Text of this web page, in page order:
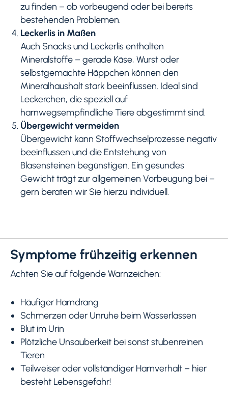
zu finden – ob vorbeugend oder bei bereits
bestehenden Problemen.
Leckerlis in Maßen
Auch Snacks und Leckerlis enthalten
Mineralstoffe – gerade Käse, Wurst oder
selbstgemachte Häppchen können den
Mineralhaushalt stark beeinflussen. Ideal sind
Leckerchen, die speziell auf
harnwegsempfindliche Tiere abgestimmt sind.
Übergewicht vermeiden
Übergewicht kann Stoffwechselprozesse negativ
beeinflussen und die Entstehung von
Blasensteinen begünstigen. Ein gesundes
Gewicht trägt zur allgemeinen Vorbeugung bei –
gern beraten wir Sie hierzu individuell.
Symptome frühzeitig erkennen
Achten Sie auf folgende Warnzeichen:
Häufiger Harndrang
Schmerzen oder Unruhe beim Wasserlassen
Blut im Urin
Plötzliche Unsauberkeit bei sonst stubenreinen
Tieren
Teilweiser oder vollständiger Harnverhalt – hier
besteht Lebensgefahr!